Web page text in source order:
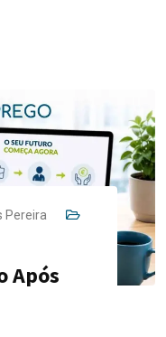
Pereira
Após